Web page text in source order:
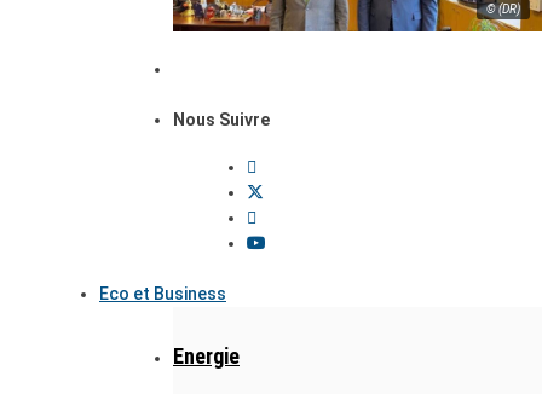
© (DR)
Nous Suivre
Eco et Business
Energie